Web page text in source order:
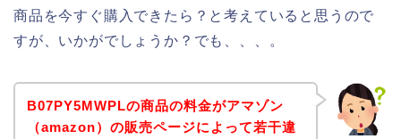
商品を今すぐ購入できたら？と考えていると思うので
すが、いかがでしょうか？でも、、、。
B07PY5MWPLの商品の料金がアマゾン
（amazon）の販売ページによって若干違